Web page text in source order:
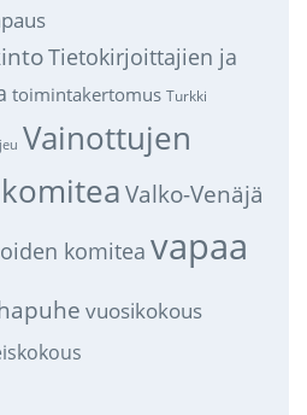
Tietokirjoittajien ja
toimintakertomus Turkki
Vainottujen
Valko-Venäjä
komitea vapaa
vuosikokous